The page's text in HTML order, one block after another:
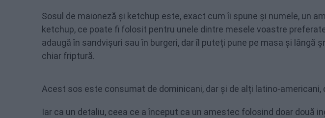
Sosul de maioneză și ketchup este, exact cum îi spune și numele, un
ketchup, ce poate fi folosit pentru unele dintre mesele voastre
adaugă în sandvișuri sau în burgeri, dar îl puteți pune pe masa și lângă
chiar friptură.
Acest sos este consumat de dominicani, dar și de alți latino-americani,
Iar ca un detaliu, ceea ce a început ca un amestec folosind doar două